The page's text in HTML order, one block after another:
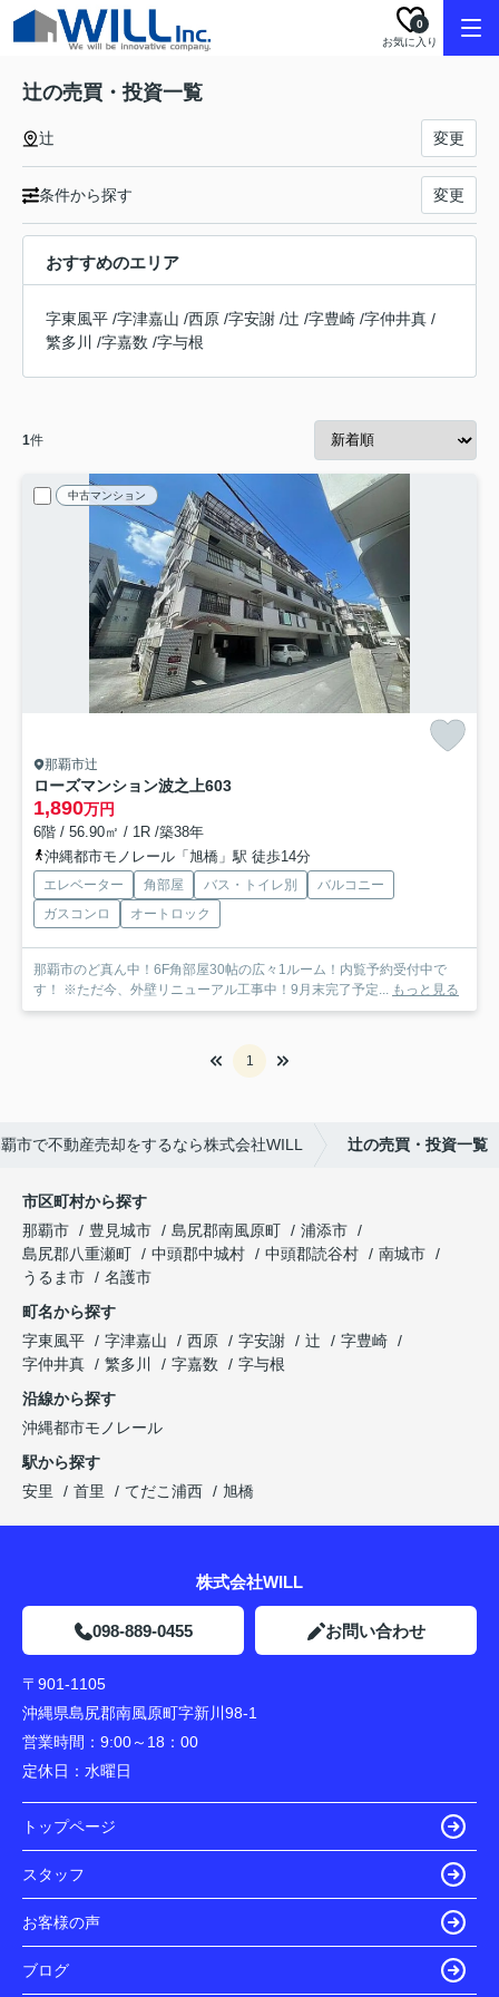
お気に入り
0
辻の売買・投資一覧
辻 変更
条件から探す 変更
おすすめのエリア
字東風平 /字津嘉山 /西原 /字安謝 /辻 /字豊崎 /字仲井真 /
繁多川
/字嘉数 /字与根
1件
中古マンション
那覇市辻
ローズマンション波之上603
1,890万円
6階 / 56.90㎡ / 1R /築38年
沖縄都市モノレール「旭橋」駅 徒歩14分
エレベーター 角部屋 バス・トイレ別
バルコニー
ガスコンロ
オートロック
那覇市のど真ん中！6F角部屋30帖の広々1ルーム！内覧予約受付中で
す！ ※ただ今、外壁リニューアル工事中！9月末完了予定... もっと見る
1
市で不動産売却をするなら株式会社WILL 辻の売買・投資一覧
市区町村から探す
那覇市
豊見城市 島尻郡南風原町
浦添市
島尻郡八重瀬町
中頭郡中城村 中頭郡読谷村
南城市
うるま市
名護市
町名から探す
字東風平
字津嘉山 西原 字安謝 辻
字豊崎
字仲井真
繁多川 字嘉数
字与根
沿線から探す
沖縄都市モノレール
駅から探す
安里
首里 てだこ浦西 旭橋
株式会社WILL
098-889-0455 お問い合わせ
〒901-1105
沖縄県島尻郡南風原町字新川98-1
営業時間： 9:00～18：00
定休日： 水曜日
トップページ
スタッフ
お客様の声
ブログ